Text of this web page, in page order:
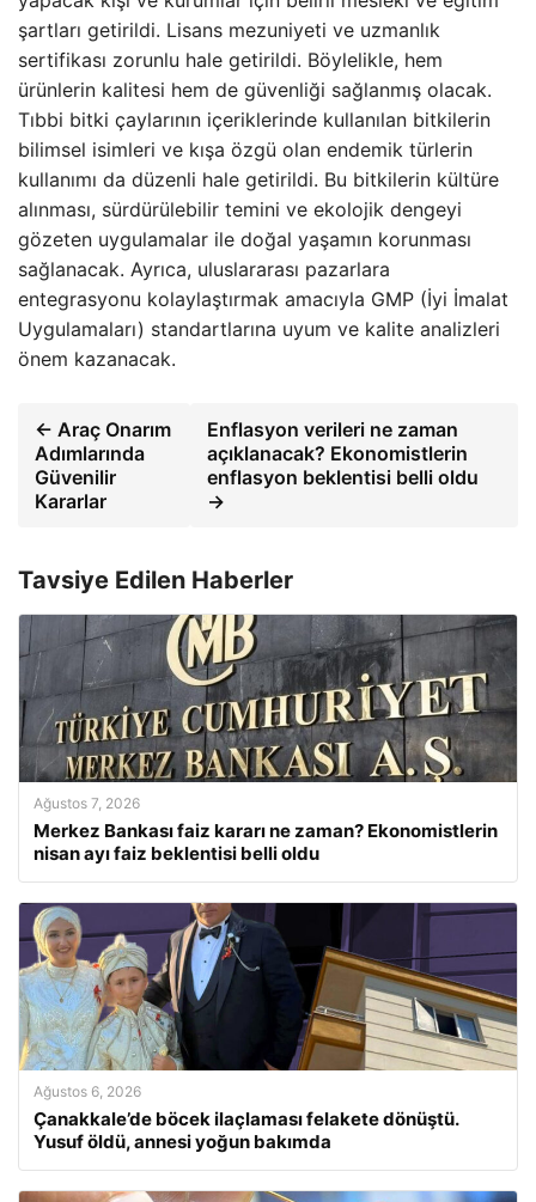
şartları getirildi. Lisans mezuniyeti ve uzmanlık
sertifikası zorunlu hale getirildi. Böylelikle, hem
ürünlerin kalitesi hem de güvenliği sağlanmış olacak.
Tıbbi bitki çaylarının içeriklerinde kullanılan bitkilerin
bilimsel isimleri ve kışa özgü olan endemik türlerin
kullanımı da düzenli hale getirildi. Bu bitkilerin kültüre
alınması, sürdürülebilir temini ve ekolojik dengeyi
gözeten uygulamalar ile doğal yaşamın korunması
sağlanacak. Ayrıca, uluslararası pazarlara
entegrasyonu kolaylaştırmak amacıyla GMP (İyi İmalat
Uygulamaları) standartlarına uyum ve kalite analizleri
önem kazanacak.
← Araç Onarım
Adımlarında
Güvenilir
Kararlar
Enflasyon verileri ne zaman
açıklanacak? Ekonomistlerin
enflasyon beklentisi belli oldu
→
Tavsiye Edilen Haberler
Ağustos 7, 2026
Merkez Bankası faiz kararı ne zaman? Ekonomistlerin
nisan ayı faiz beklentisi belli oldu
Ağustos 6, 2026
Çanakkale’de böcek ilaçlaması felakete dönüştü.
Yusuf öldü, annesi yoğun bakımda